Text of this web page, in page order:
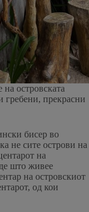
островската
гребени, прекрасни
бисер во
не сите острови на
на
што живее
на островскиот
од кои